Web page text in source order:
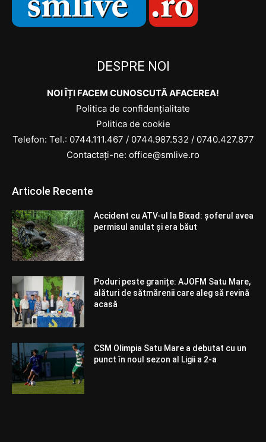
DESPRE NOI
NOI ÎȚI FACEM CUNOSCUTĂ AFACEREA!
Politica de confidențialitate
Politica de cookie
Telefon: Tel.: 0744.111.467 / 0744.987.532 / 0740.427.877
Contactați-ne: office@smlive.ro
Articole Recente
Accident cu ATV-ul la Bixad: șoferul avea
permisul anulat și era băut
Poduri peste granițe: AJOFM Satu Mare,
alături de sătmărenii care aleg să revină
acasă
CSM Olimpia Satu Mare a debutat cu un
punct în noul sezon al Ligii a 2-a